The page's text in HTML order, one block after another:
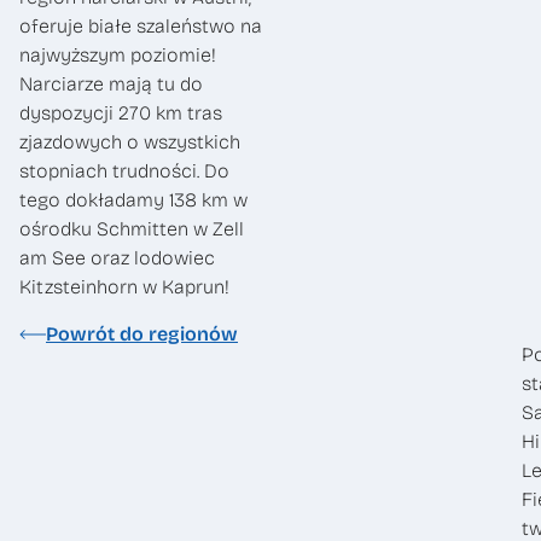
oferuje białe szaleństwo na
najwyższym poziomie!
Narciarze mają tu do
dyspozycji 270 km tras
zjazdowych o wszystkich
stopniach trudności. Do
tego dokładamy 138 km w
ośrodku Schmitten w Zell
am See oraz lodowiec
Kitzsteinhorn w Kaprun!
Powrót do regionów